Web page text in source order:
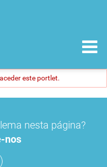
este portlet.
nesta página?
nos